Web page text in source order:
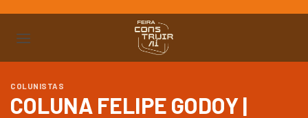
para
COLUNISTAS
COLUNA FELIPE GODOY |